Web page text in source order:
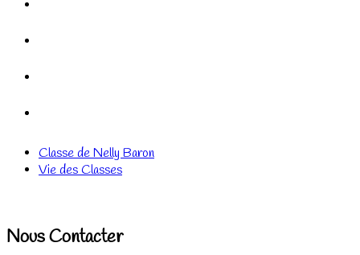
Classe de Nelly Baron
Vie des Classes
Nous Contacter